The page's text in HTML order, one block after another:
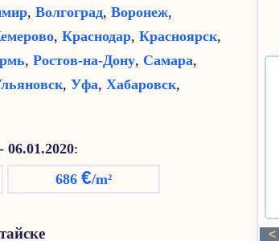
, Волгоград, Воронеж,
, Краснодар, Красноярск,
, Ростов-на-Дону, Самара,
, Уфа, Хабаровск,
06.01.2020:
686 €/m²
<